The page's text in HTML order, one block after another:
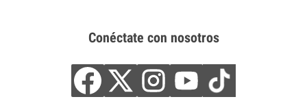
Conéctate con nosotros